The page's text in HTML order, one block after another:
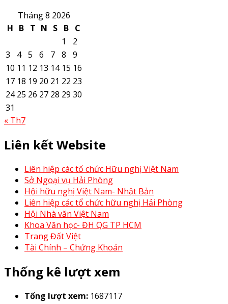
Tháng 8 2026
H B T N S B C
1
2
3
4 5 6 7 8
9
10 11 12 13 14 15 16
17 18 19 20 21 22 23
24 25 26 27 28 29 30
31
« Th7
Liên kết Website
Liên hiệp các tổ chức Hữu nghị Việt Nam
Sở Ngoại vụ Hải Phòng
Hội hữu nghị Việt Nam- Nhật Bản
Liên hiệp các tổ chức hữu nghị Hải Phòng
Hội Nhà văn Việt Nam
Khoa Văn học- ĐH QG TP HCM
Trang Đất Việt
Tài Chính – Chứng Khoán
Thống kê lượt xem
Tổng lượt xem: 1687117